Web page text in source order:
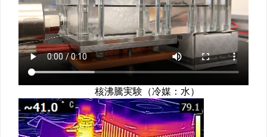
核沸騰実験（冷媒：水）